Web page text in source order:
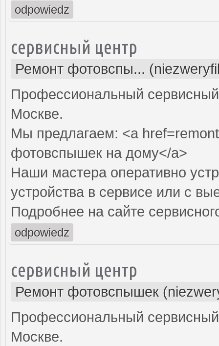
odpowiedz
сервисный центр
Ремонт фотовспы...
Профессиональный
Москве.
Мы предлагаем: <a
фотовспышек на дому</a>
Наши мастера оперативно
устройства в сервисе или с
Подробнее на сайте
odpowiedz
сервисный центр
Ремонт фотовспышек
Профессиональный
Москве.